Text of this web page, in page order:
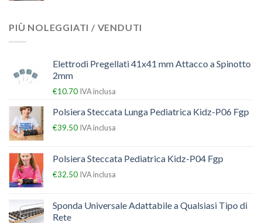
PIÙ NOLEGGIATI / VENDUTI
Elettrodi Pregellati 41x41 mm Attacco a Spinotto
2mm
€10.70 IVA inclusa
Polsiera Steccata Lunga Pediatrica Kidz-P06 Fgp
€39.50 IVA inclusa
Polsiera Steccata Pediatrica Kidz-P04 Fgp
€32.50 IVA inclusa
Sponda Universale Adattabile a Qualsiasi Tipo di
Rete